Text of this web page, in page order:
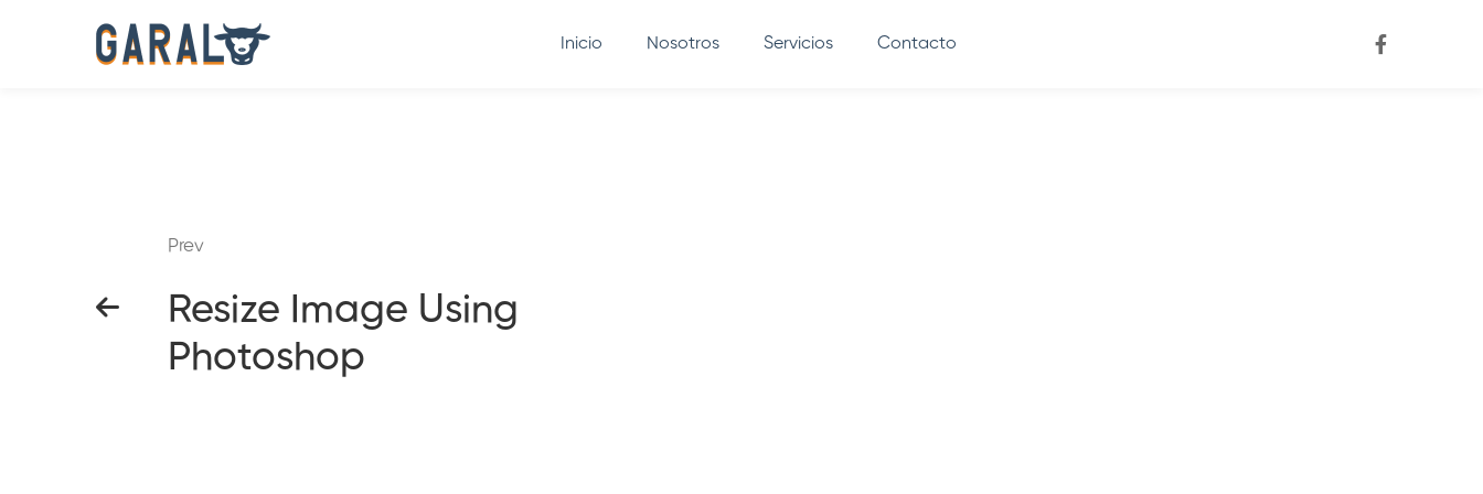
Inicio Nosotros Servicios Contacto
Prev
Resize Image Using
Photoshop